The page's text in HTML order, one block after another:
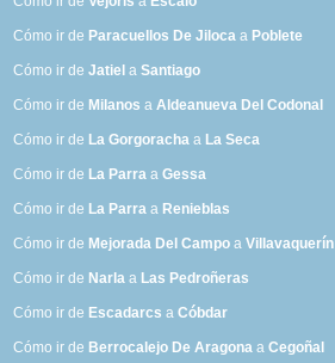
Cómo ir de Paracuellos De Jiloca a Poblete
Cómo ir deJatiel aSantiago
Cómo ir de Milanos aAldeanueva Del Codonal
Cómo ir de La Gorgoracha a La Seca
Cómo ir de La Parra aGessa
Cómo ir de La Parra a Renieblas
Cómo ir de Mejorada Del Campo aVillavaquerín
Cómo ir de Narla a Las Pedroñeras
Cómo ir de Escadarcs aCóbdar
Cómo ir de Berrocalejo De Aragona aCegoñal